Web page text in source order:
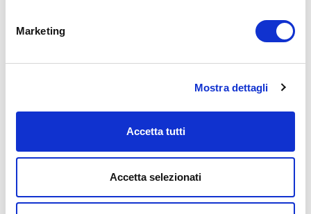
Marketing
Mostra dettagli
Accetta tutti
Accetta selezionati
BPER Civic Hub:
Esperienze e visioni per
ragazzi
Hikikomori